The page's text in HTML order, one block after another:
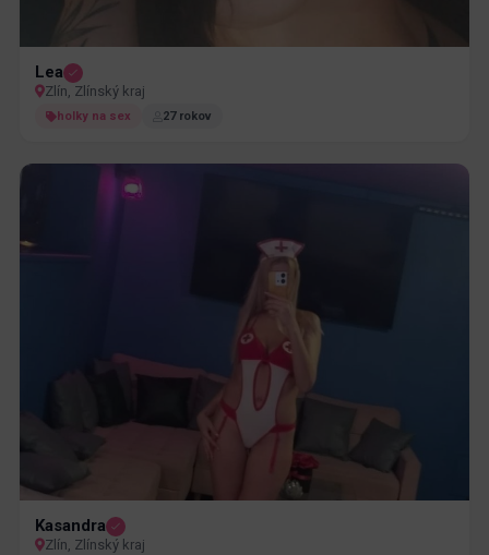
Lea
Zlín, Zlínský kraj
holky na sex 27 rokov
Kasandra
Zlín, Zlínský kraj